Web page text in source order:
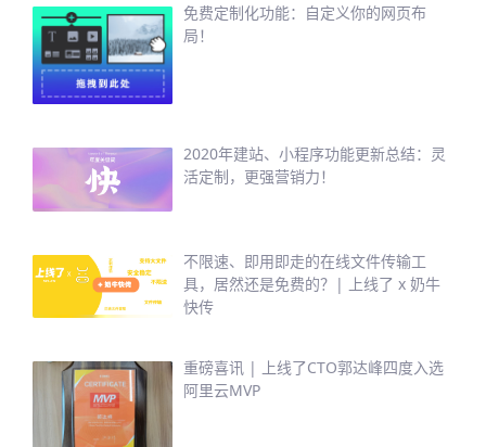
免费定制化功能：自定义你的网页布
局！
2020年建站、小程序功能更新总结：灵
活定制，更强营销力！
不限速、即用即走的在线文件传输工
具，居然还是免费的？| 上线了 x 奶牛
快传
重磅喜讯 | 上线了CTO郭达峰四度入选
阿里云MVP